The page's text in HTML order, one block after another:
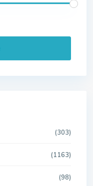
(303)
(1163)
(98)